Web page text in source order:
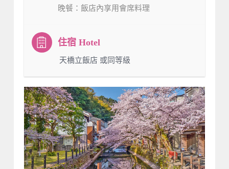
晚餐 ：飯店內享用會席料理
：天橋立飯店 或同等級